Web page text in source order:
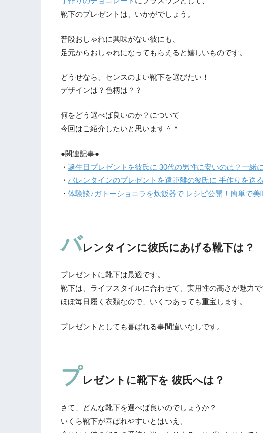
靴下のプレゼントは、いかがでしょう。
普段おしゃれに興味がない彼にも、
足元からおしゃれになってもらえると嬉しいものです。
どうせなら、センスのよい靴下を選びたい！
デザインは？色柄は？？
何をどう選べば良いのか？について
今回はご紹介したいと思います＾＾
●関連記事●
・ 誕生日プレゼントを彼氏に 30代の男性に安いのは？一緒
・ バレンタインのプレゼントを遠距離の彼氏に 手作りを送
・ 体験談♪ガトーショコラを炊飯器で レシピ公開！簡単で
バレンタインに彼氏にあげる靴下は？
プレゼントに靴下は最適です。
靴下は、ライフスタイルに合わせて、実用性の高さが魅力で
ほぼ毎日履く衣類なので、いくつあっても重宝します。
プレゼントとしても喜ばれる事間違いなしです。
プレゼントに靴下を 彼氏へは？
さて、どんな靴下を選べば良いのでしょうか？
いくら靴下が喜ばれやすいとはいえ、